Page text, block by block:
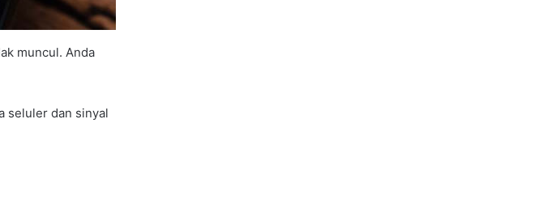
muncul. Anda
seluler dan sinyal